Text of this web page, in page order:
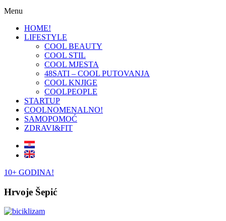
Menu
HOME!
LIFESTYLE
COOL BEAUTY
COOL STIL
COOL MJESTA
48SATI – COOL PUTOVANJA
COOL KNJIGE
COOLPEOPLE
STARTUP
COOLNOMENALNO!
SAMOPOMOĆ
ZDRAVI&FIT
10+ GODINA!
Hrvoje Šepić